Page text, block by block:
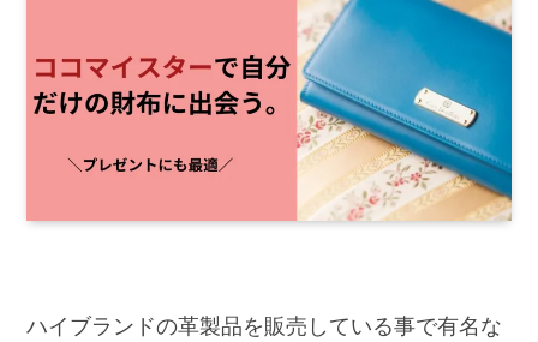
ハイブランドの革製品を販売している事で有名な